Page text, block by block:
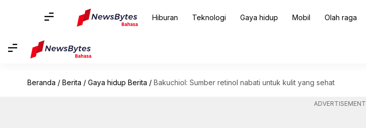
Hiburan Teknologi Gaya hidup Mobil Olah raga
Beranda / Berita / Gaya hidup Berita / Bakuchiol: Sumber retinol nabati untuk kulit yang sehat
ADVERTISEMENT